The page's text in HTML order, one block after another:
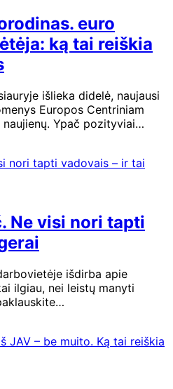
euro
ką tai reiškia
išlieka didelė, naujausi
Europos Centriniam
naujienų. Ypač pozityviai…
Ne visi nori tapti
išdirba apie
ilgiau, nei leistų manyti